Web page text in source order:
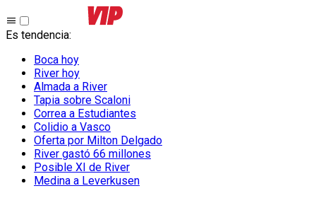
Es tendencia:
Boca hoy
River hoy
Almada a River
Tapia sobre Scaloni
Correa a Estudiantes
Colidio a Vasco
Oferta por Milton Delgado
River gastó 66 millones
Posible XI de River
Medina a Leverkusen